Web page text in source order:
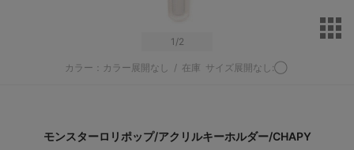
1 /2
カラー：カラー展開なし / 在庫 サイズ展開なし:◯
モンスターロリポップ/アクリルキーホルダー/CHAPY